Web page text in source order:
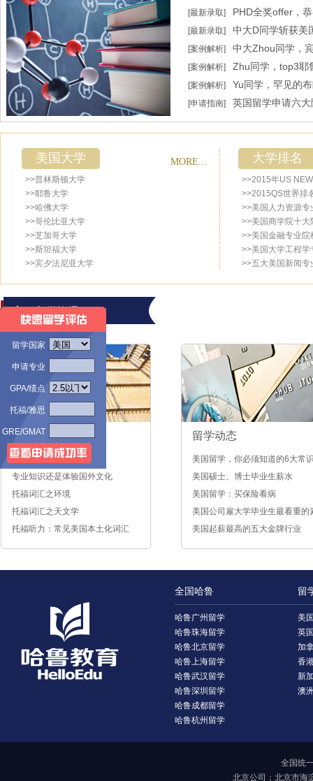
取！
[最新录取]
​PHD全奖offer，
士全奖录取！
[最新录取]
中大D同学斩获美
减免！
[案例解析]
中大Zhou同学，
取！
[案例解析] Zhu同学，top3耶
[案例解析] Yu同学，罕见的
[申请指南] 英国留学申请六大
美国大学 MORE...
>>普林斯顿大学
>>耶鲁大学
>>哈佛大学
>>哥伦比亚大学
>>芝加哥大学
>>斯坦福大学
>>宾夕法尼亚大学
大学排名
>>2015年US
>>2015QS世界排
>>美国人力资源专
>>美国商学院十大
>>美国金融专业院
>>美国大学工程学
>>五大美国新闻专
申请指南
美国教育学专业申请条件
专业知识还是体验国外文化
托福词汇之环境
托福词汇之天文学
托福听力：常见美国本土化词汇
留学动态
美国留学，你必须知道的6大常
美国硕士、博士毕业生薪水
美国留学：买保险看病
美国公司雇大学毕业生最看重的
质
美国起薪最高的五大金牌行业
全国哈鲁 留
哈鲁广州留学
哈鲁珠海留学
哈鲁北京留学
哈鲁上海留学
哈鲁武汉留学
哈鲁深圳留学
哈鲁成都留学
哈鲁杭州留学
美
英
加
香
新
澳
留学国家
申请专业
GPA/绩点
托福/雅思
GRE/GMAT
全国统
北京公司：北京市海